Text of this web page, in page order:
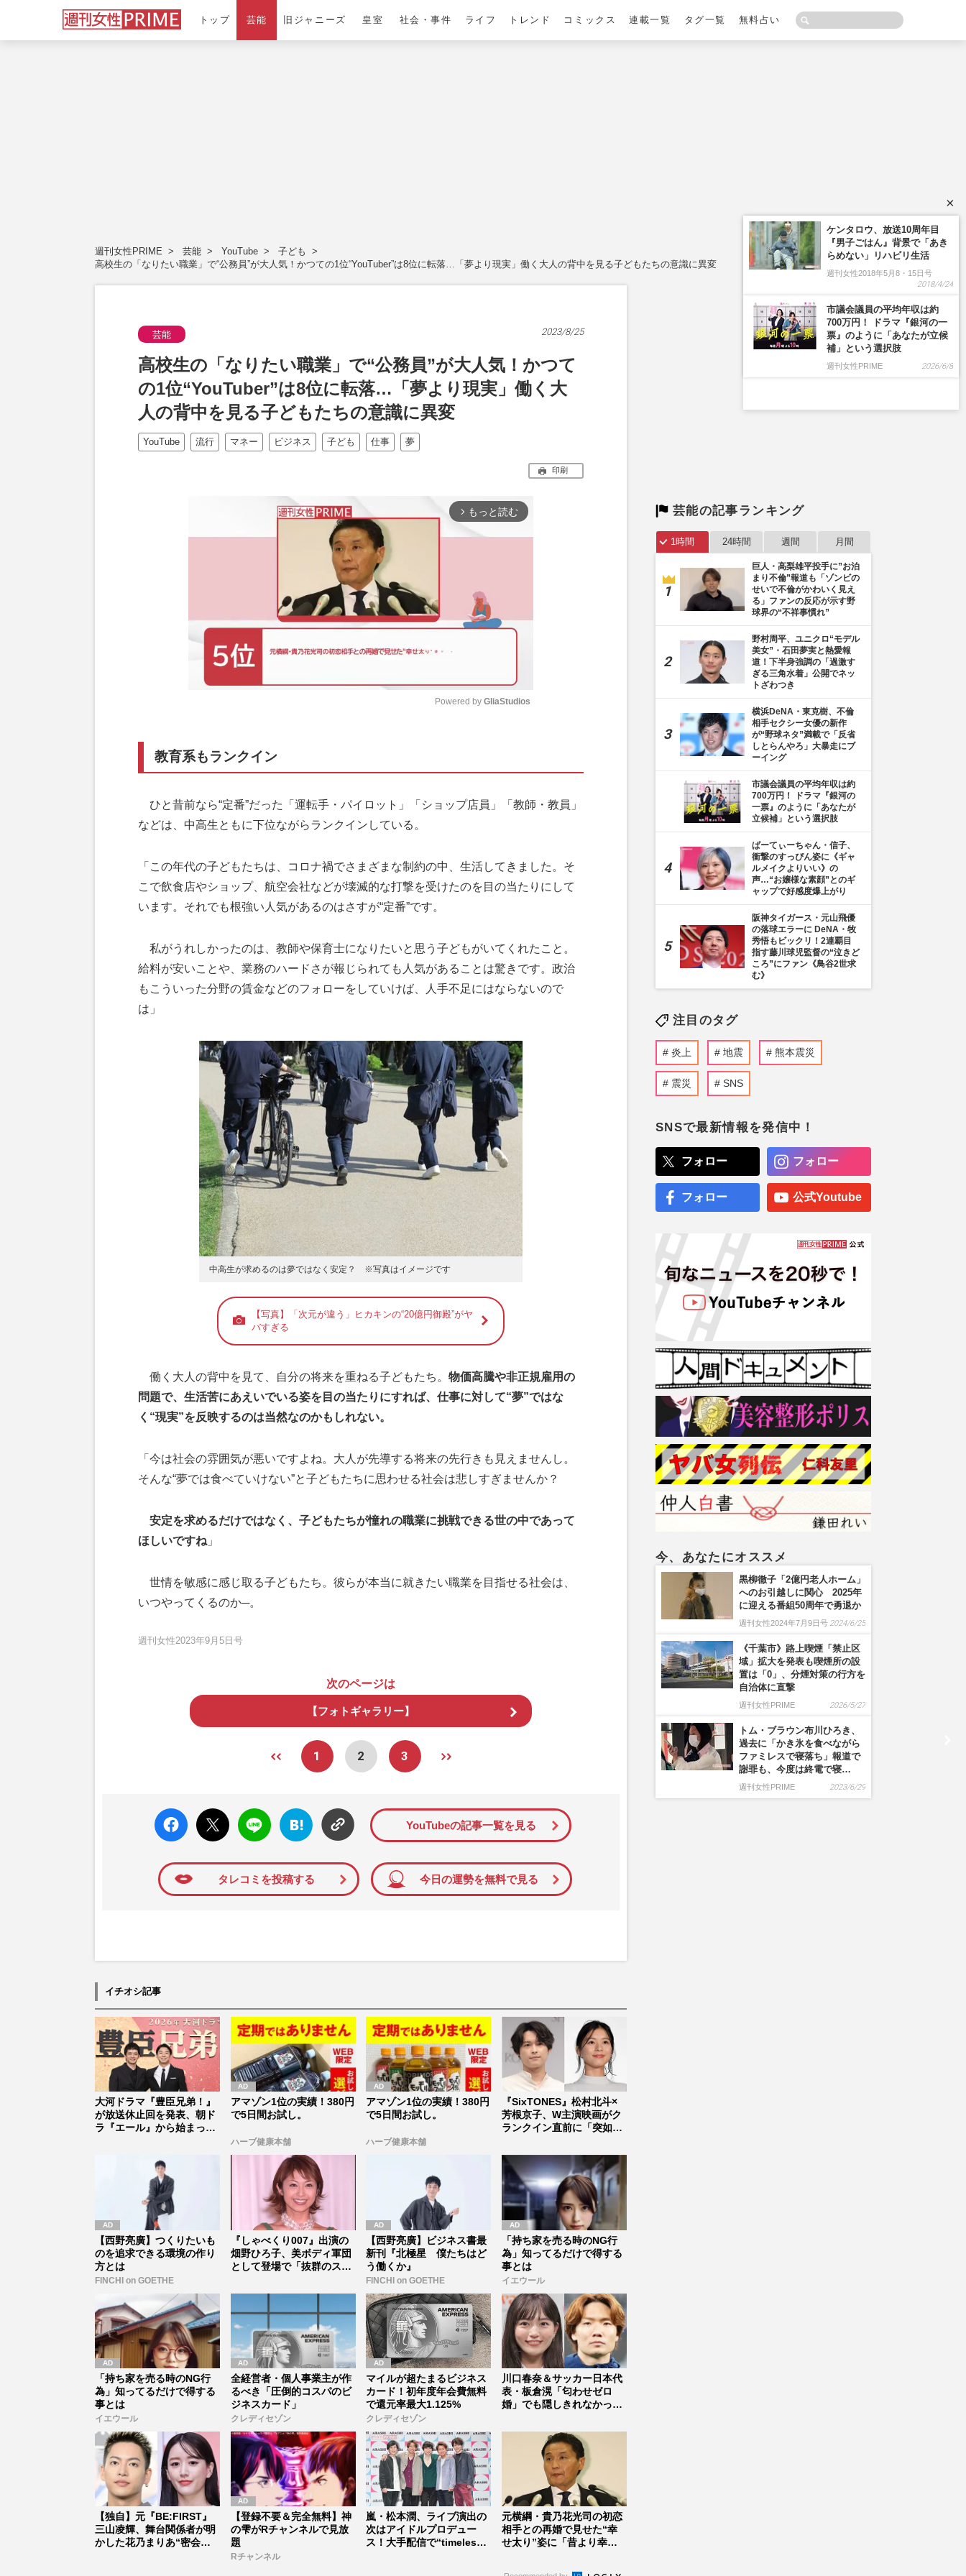
トップ 芸能 旧ジャニーズ 皇室 社会・事件 ライフ トレンド コミックス 連載一覧 タグ一覧 無料占い
週刊女性PRIME 芸能 YouTube
子ども
高校生の「なりたい職業」で“公務員”が大人気！かつての1位“YouTuber”は8位に転落…「夢より現実」働く大人の背中を見る子どもたちの意識に異変
芸能 2023/8/25
高校生の「なりたい職業」で“公務員”が大人気！かつて
の1位“YouTuber”は8位に転落…「夢より現実」働く大
人の背中を見る子どもたちの意識に異変
YouTube 流行 マネー ビジネス 子ども 仕事 夢
印刷
arrow_forward_ios もっと読む
e
Powered by GliaStudios
教育系もランクイン
ひと昔前なら“定番”だった「運転手・パイロット」「ショップ店員」「教師・教員」
などは、中高生ともに下位ながらランクインしている。
「この年代の子どもたちは、コロナ禍でさまざまな制約の中、生活してきました。そ
こで飲食店やショップ、航空会社などが壊滅的な打撃を受けたのを目の当たりにして
います。それでも根強い人気があるのはさすが“定番”です。
私がうれしかったのは、教師や保育士になりたいと思う子どもがいてくれたこと。
給料が安いことや、業務のハードさが報じられても人気があることは驚きです。政治
もこういった分野の賃金などのフォローをしていけば、人手不足にはならないので
は」
中高生が求めるのは夢ではなく安定？ ※写真はイメージです
【写真】「次元が違う」ヒカキンの“20億円御殿”がヤ
バすぎる
働く大人の背中を見て、自分の将来を重ねる子どもたち。 物価高騰や非正規雇用の
問題で、生活苦にあえいでいる姿を目の当たりにすれば、仕事に対して“夢”ではな
く“現実”を反映するのは当然なのかもしれない。
「今は社会の雰囲気が悪いですよね。大人が先導する将来の先行きも見えませんし。
そんな“夢では食べていけない”と子どもたちに思わせる社会は悲しすぎませんか？
安定を求めるだけではなく、子どもたちが憧れの職業に挑戦できる世の中であって
ほしいですね 」
世情を敏感に感じ取る子どもたち。彼らが本当に就きたい職業を目指せる社会は、
いつやってくるのか─。
週刊女性2023年9月5日号
次のページは
【フォトギャラリー】
1 2 3
faceboo
k いい
ね
X ポス
ト
LINE
はてな
ブック
マーク
YouTubeの記事一覧を見る
タレコミを投稿する 今日の運勢を無料で見る
イチオシ記事
大河ドラマ『豊臣兄弟！』
が放送休止回を発表、朝ド
ラ『エール』から始まった
アマゾン1位の実績！380円
で5日間お試し。
ハーブ健康本舗
アマゾン1位の実績！380円
で5日間お試し。
ハーブ健康本舗
『SixTONES』松村北斗×
芳根京子、W主演映画がク
ランクイン直前に「突如中
【西野亮廣】つくりたいも
のを追求できる環境の作り
方とは
FINCHI on GOETHE
『しゃべくり007』出演の
畑野ひろ子、美ボディ軍団
として登場で「抜群のスタ
【西野亮廣】ビジネス書最
新刊『北極星 僕たちはど
う働くか』
FINCHI on GOETHE
「持ち家を売る時のNG行
為」知ってるだけで得する
事とは
イエウール
「持ち家を売る時のNG行
為」知ってるだけで得する
事とは
イエウール
全経営者・個人事業主が作
るべき「圧倒的コスパのビ
ジネスカード」
クレディセゾン
マイルが超たまるビジネス
カード！初年度年会費無料
で還元率最大1.125%
クレディセゾン
川口春奈＆サッカー日本代
表・板倉滉「匂わせゼロ
婚」でも隠しきれなかった
【独自】元『BE:FIRST』
三山凌輝、舞台関係者が明
かした花乃まりあ“密会報
【登録不要＆完全無料】神
の雫がRチャンネルで見放
題
Rチャンネル
嵐・松本潤、ライブ演出の
次はアイドルプロデュー
ス！大手配信で“timelesz
元横綱・貴乃花光司の初恋
相手との再婚で見せた“幸
せ太り”姿に「昔より幸せ
芸能の記事ランキング
1時間 24時間 週間 月間
巨人・高梨雄平投手に”お泊
まり不倫”報道も「ゾンビの
せいで不倫がかわいく見え
る」ファンの反応が示す野
球界の“不祥事慣れ”
野村周平、ユニクロ“モデル
美女”・石田夢実と熱愛報
道！下半身強調の「過激す
ぎる三角水着」公開でネッ
トざわつき
横浜DeNA・東克樹、不倫
相手セクシー女優の新作
が“野球ネタ”満載で「反省
しとらんやろ」大暴走にブ
ーイング
市議会議員の平均年収は約
700万円！ ドラマ『銀河の
一票』のように「あなたが
立候補」という選択肢
ぱーてぃーちゃん・信子、
衝撃のすっぴん姿に《ギャ
ルメイクよりいい》の
声…“お嬢様な素顔”とのギ
ャップで好感度爆上がり
阪神タイガース・元山飛優
の落球エラーに DeNA・牧
秀悟もビックリ！2連覇目
指す藤川球児監督の“泣きど
ころ”にファン《鳥谷2世求
む》
注目のタグ
炎上 地震 熊本震災
震災 SNS
SNSで最新情報を発信中！
フォロー フォロー
フォロー 公式Youtube
今、あなたにオススメ
黒柳徹子「2億円老人ホーム」
へのお引越しに関心 2025年
に迎える番組50周年で勇退か
週刊女性2024年7月9日号 2024/6/25
《千葉市》路上喫煙「禁止区
域」拡大を発表も喫煙所の設
置は「0」、分煙対策の行方を
自治体に直撃
週刊女性PRIME 2026/5/27
トム・ブラウン布川ひろき、
過去に「かき氷を食べながら
ファミレスで寝落ち」報道で
謝罪も、今度は終電で寝…
週刊女性PRIME 2023/6/29
×